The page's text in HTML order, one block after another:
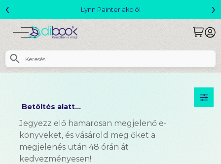
Lynn Painter akció!
‹ ›
Betöltés alatt...
Jegyezz elő hamarosan megjelenő e-
könyveket, és vásárold meg őket a
megjelenés után 48 órán át
kedvezményesen!